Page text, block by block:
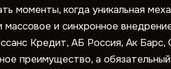
моменты, когда уникальная
массовое и синхронное
Кредит, АБ Россия, Ак Барс,
преимущество, а